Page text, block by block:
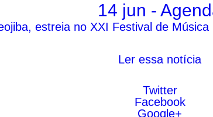
14 jun -
estreia no XXI Festival de
Ler essa notícia
Twitter
Facebook
Google+